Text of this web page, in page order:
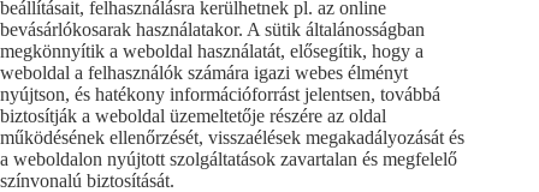
beállításait, felhasználásra kerülhetnek pl. az online
bevásárlókosarak használatakor. A sütik általánosságban
megkönnyítik a weboldal használatát, elősegítik, hogy a
weboldal a felhasználók számára igazi webes élményt
nyújtson, és hatékony információforrást jelentsen, továbbá
biztosítják a weboldal üzemeltetője részére az oldal
működésének ellenőrzését, visszaélések megakadályozását és
a weboldalon nyújtott szolgáltatások zavartalan és megfelelő
színvonalú biztosítását.